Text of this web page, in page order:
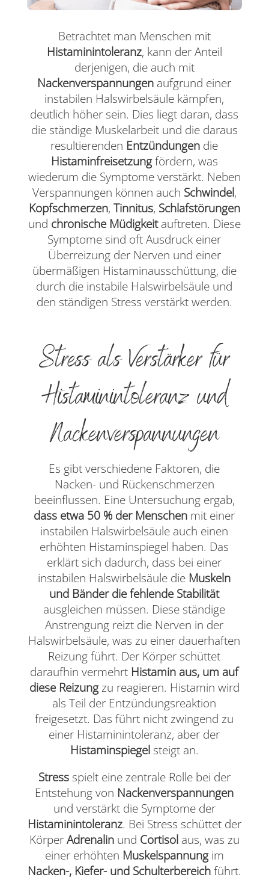
Betrachtet man Menschen mit
Histaminintoleranz, kann der Anteil
derjenigen, die auch mit
Nackenverspannungen aufgrund einer
instabilen Halswirbelsäule kämpfen,
deutlich höher sein. Dies liegt daran, dass
die ständige Muskelarbeit und die daraus
resultierenden Entzündungen die
Histaminfreisetzungfördern, was
wiederum die Symptome verstärkt. Neben
Verspannungen können auch Schwindel,
Kopfschmerzen, Tinnitus, Schlafstörungen
und chronische Müdigkeitauftreten. Diese
Symptome sind oft Ausdruck einer
Überreizung der Nerven und einer
übermäßigen Histaminausschüttung, die
durch die instabile Halswirbelsäule und
den ständigen Stress verstärkt werden.
Stress als Verstärker für
Histaminintoleranz und
Nackenverspannungen
Es gibt verschiedene Faktoren, die
Nacken- und Rückenschmerzen
beeinflussen. Eine Untersuchung ergab,
dass etwa 50 % der Menschen mit einer
instabilen Halswirbelsäule auch einen
erhöhten Histaminspiegel haben. Das
erklärt sich dadurch, dass bei einer
instabilen Halswirbelsäule die Muskeln
und Bänder die fehlende Stabilität
ausgleichen müssen. Diese ständige
Anstrengung reizt die Nerven in der
Halswirbelsäule, was zu einer dauerhaften
Reizung führt. Der Körper schüttet
daraufhin vermehrt Histamin aus, um auf
diese Reizungzu reagieren. Histamin wird
als Teil der Entzündungsreaktion
freigesetzt. Das führt nicht zwingend zu
einer Histaminintoleranz, aber der
Histaminspiegelsteigt an.
Stressspielt eine zentrale Rolle bei der
Entstehung von Nackenverspannungen
und verstärkt die Symptome der
Histaminintoleranz. Bei Stress schüttet der
KörperAdrenalinund Cortisolaus, was zu
einer erhöhten Muskelspannungim
Nacken-, Kiefer- und Schulterbereichführt.